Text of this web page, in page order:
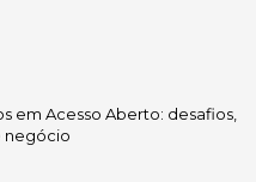
em Acesso Aberto: desafios,
negócio